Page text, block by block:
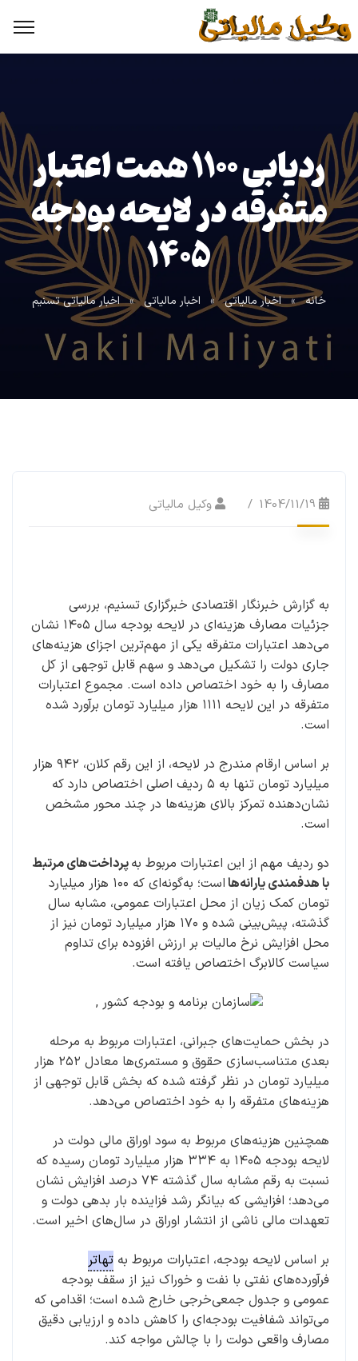
ردیابی ۱۱۰۰ همت اعتبار
متفرقه در لایحه بودجه
۱۴۰۵
خانه » اخبار مالیاتی » اخبار مالیاتی » اخبار مالیاتی تسنیم
1404/11/19 وکیل مالیاتی
به گزارش خبرنگار اقتصادی خبرگزاری تسنیم، بررسی
جزئیات مصارف هزینه‌ای در لایحه بودجه سال ۱۴۰۵ نشان
می‌دهد اعتبارات متفرقه یکی از مهم‌ترین اجزای هزینه‌های
جاری دولت را تشکیل می‌دهد و سهم قابل توجهی از کل
مصارف را به خود اختصاص داده است. مجموع اعتبارات
متفرقه در این لایحه ۱۱۱۱ هزار میلیارد تومان برآورد شده
است.
بر اساس ارقام مندرج در لایحه، از این رقم کلان، ۹۴۲ هزار
میلیارد تومان تنها به ۵ ردیف اصلی اختصاص دارد که
نشان‌دهنده تمرکز بالای هزینه‌ها در چند محور مشخص
است.
دو ردیف مهم از این اعتبارات مربوط بهپرداخت‌های مرتبط
با هدفمندی یارانه‌ها
است؛ به‌گونه‌ای که ۱۰۰ هزار میلیارد
تومان کمک زیان از محل اعتبارات عمومی، مشابه سال
گذشته، پیش‌بینی شده و ۱۷۰ هزار میلیارد تومان نیز از
محل افزایش نرخ مالیات بر ارزش افزوده برای تداوم
سیاست کالابرگ اختصاص یافته است.
در بخش حمایت‌های جبرانی، اعتبارات مربوط به مرحله
بعدی متناسب‌سازی حقوق و مستمری‌ها معادل ۲۵۲ هزار
میلیارد تومان در نظر گرفته شده که بخش قابل توجهی از
هزینه‌های متفرقه را به خود اختصاص می‌دهد.
همچنین هزینه‌های مربوط به سود اوراق مالی دولت در
لایحه بودجه ۱۴۰۵ به ۳۳۴ هزار میلیارد تومان رسیده که
نسبت به رقم مشابه سال گذشته ۷۴ درصد افزایش نشان
می‌دهد؛ افزایشی که بیانگر رشد فزاینده بار بدهی دولت و
تعهدات مالی ناشی از انتشار اوراق در سال‌های اخیر است.
بر اساس لایحه بودجه، اعتبارات مربوط به تهاتر
فرآورده‌های نفتی با نفت و خوراک نیز از سقف بودجه
عمومی و جدول جمعی‌خرجی خارج شده است؛ اقدامی که
می‌تواند شفافیت بودجه‌ای را کاهش داده و ارزیابی دقیق
مصارف واقعی دولت را با چالش مواجه کند.